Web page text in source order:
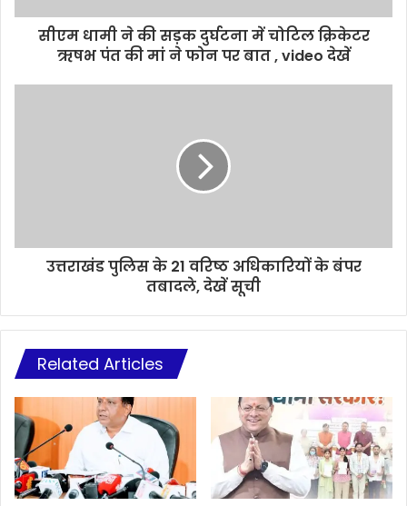
सीएम धामी ने की सड़क दुर्घटना में चोटिल क्रिकेटर
ऋषभ पंत की मां ने फोन पर बात , video देखें
उत्तराखंड पुलिस के 21 वरिष्ठ अधिकारियों के बंपर
तबादले, देखें सूची
Related Articles